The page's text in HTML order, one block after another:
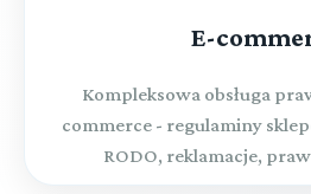
E-
Kompleksowa obsługa
commerce - regulaminy
RODO, reklamacje,